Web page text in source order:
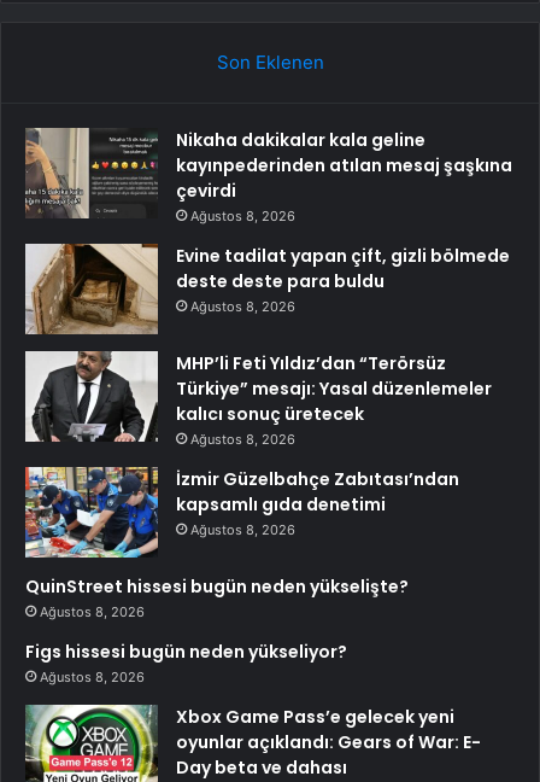
Son Eklenen
Nikaha dakikalar kala geline
kayınpederinden atılan mesaj şaşkına
çevirdi
Ağustos 8, 2026
Evine tadilat yapan çift, gizli bölmede
deste deste para buldu
Ağustos 8, 2026
MHP’li Feti Yıldız’dan “Terörsüz
Türkiye” mesajı: Yasal düzenlemeler
kalıcı sonuç üretecek
Ağustos 8, 2026
İzmir Güzelbahçe Zabıtası’ndan
kapsamlı gıda denetimi
Ağustos 8, 2026
QuinStreet hissesi bugün neden yükselişte?
Ağustos 8, 2026
Figs hissesi bugün neden yükseliyor?
Ağustos 8, 2026
Xbox Game Pass’e gelecek yeni
oyunlar açıklandı: Gears of War: E-
Day beta ve dahası